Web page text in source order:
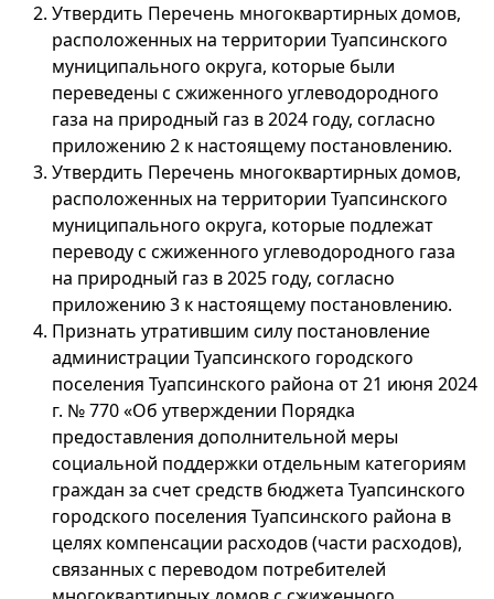
Утвердить Перечень многоквартирных домов,
расположенных на территории Туапсинского
муниципального округа, которые были
переведены с сжиженного углеводородного
газа на природный газ в 2024 году, согласно
приложению 2 к настоящему постановлению.
Утвердить Перечень многоквартирных домов,
расположенных на территории Туапсинского
муниципального округа, которые подлежат
переводу с сжиженного углеводородного газа
на природный газ в 2025 году, согласно
приложению 3 к настоящему постановлению.
Признать утратившим силу постановление
администрации Туапсинского городского
поселения Туапсинского района от 21 июня 2024
г. № 770 «Об утверждении Порядка
предоставления дополнительной меры
социальной поддержки отдельным категориям
граждан за счет средств бюджета Туапсинского
городского поселения Туапсинского района в
целях компенсации расходов (части расходов),
связанных с переводом потребителей